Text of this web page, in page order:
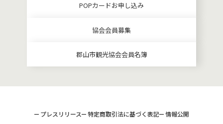
POPカードお申し込み
協会会員募集
郡山市観光協会会員名簿
プレスリリース 特定商取引法に基づく表記
情報公開